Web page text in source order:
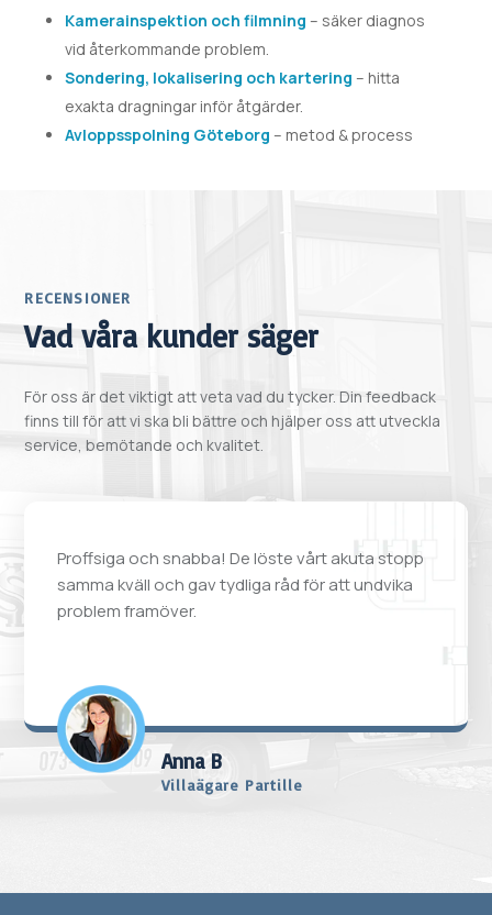
Kamerainspektion och filmning – säker diagnos
vid återkommande problem.
Sondering, lokalisering och kartering – hitta
exakta dragningar inför åtgärder.
Avloppsspolning Göteborg – metod & process
RECENSIONER
Vad våra kunder säger
För oss är det viktigt att veta vad du tycker. Din feedback
finns till för att vi ska bli bättre och hjälper oss att utveckla
service, bemötande och kvalitet.
Proffsiga och snabba! De löste vårt akuta stopp
samma kväll och gav tydliga råd för att undvika
problem framöver.
Anna B
Villaägare Partille